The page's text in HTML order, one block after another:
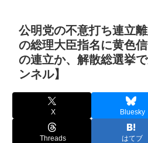
公明党の不意打ち連立
の総理大臣指名に黄色
の連立か、解散総選挙
ンネル】
X Bluesky
Threads はてブ